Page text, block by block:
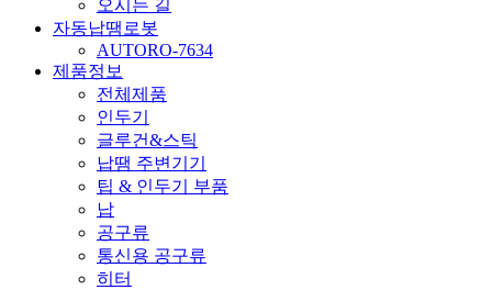
오시는 길
자동납땜로봇
AUTORO-7634
제품정보
전체제품
인두기
글루건&스틱
납땜 주변기기
팁 & 인두기 부품
납
공구류
통신용 공구류
히터